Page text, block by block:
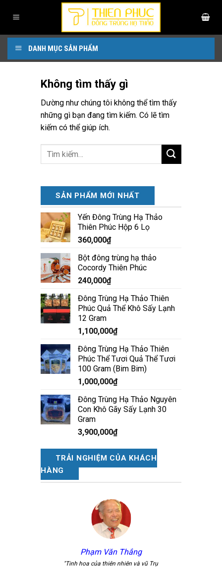
DANH MỤC SẢN PHẨM
Không tìm thấy gì
Dường như chúng tôi không thể tìm thấy
những gì bạn đang tìm kiếm. Có lẽ tìm
kiếm có thể giúp ích.
SẢN PHẨM MỚI NHẤT
Yến Đông Trùng Hạ Thảo
Thiên Phúc Hộp 6 Lọ
360,000₫
Bột đông trùng hạ thảo
Cocordy Thiên Phúc
240,000₫
Đông Trùng Hạ Thảo Thiên
Phúc Quả Thể Khô Sấy Lạnh
12 Gram
1,100,000₫
Đông Trùng Hạ Thảo Thiên
Phúc Thể Tươi Quả Thể Tươi
100 Gram (Bim Bim)
1,000,000₫
Đông Trùng Hạ Thảo Nguyên
Con Khô Gãy Sấy Lạnh 30
Gram
3,900,000₫
TRẢI NGHIỆM CỦA KHÁCH
HÀNG
Phạm Văn Thắng
"Tinh hoa của thiên nhiên và vũ Trụ